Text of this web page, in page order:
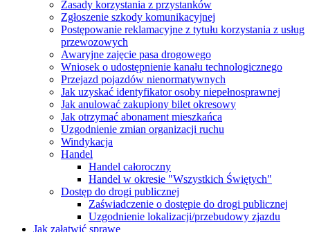
Zasady korzystania z przystanków
Zgłoszenie szkody komunikacyjnej
Postępowanie reklamacyjne z tytułu korzystania z usług
przewozowych
Awaryjne zajęcie pasa drogowego
Wniosek o udostępnienie kanału technologicznego
Przejazd pojazdów nienormatywnych
Jak uzyskać identyfikator osoby niepełnosprawnej
Jak anulować zakupiony bilet okresowy
Jak otrzymać abonament mieszkańca
Uzgodnienie zmian organizacji ruchu
Windykacja
Handel
Handel całoroczny
Handel w okresie "Wszystkich Świętych"
Dostęp do drogi publicznej
Zaświadczenie o dostępie do drogi publicznej
Uzgodnienie lokalizacji/przebudowy zjazdu
Jak załatwić sprawę